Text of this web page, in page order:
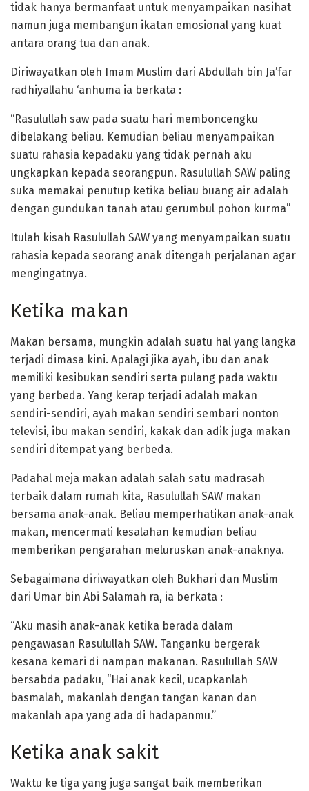
tidak hanya bermanfaat untuk menyampaikan nasihat
namun juga membangun ikatan emosional yang kuat
antara orang tua dan anak.
Diriwayatkan oleh Imam Muslim dari Abdullah bin Ja’far
radhiyallahu ‘anhuma ia berkata :
“Rasulullah saw pada suatu hari memboncengku
dibelakang beliau. Kemudian beliau menyampaikan
suatu rahasia kepadaku yang tidak pernah aku
ungkapkan kepada seorangpun. Rasulullah SAW paling
suka memakai penutup ketika beliau buang air adalah
dengan gundukan tanah atau gerumbul pohon kurma”
Itulah kisah Rasulullah SAW yang menyampaikan suatu
rahasia kepada seorang anak ditengah perjalanan agar
mengingatnya.
Ketika makan
Makan bersama, mungkin adalah suatu hal yang langka
terjadi dimasa kini. Apalagi jika ayah, ibu dan anak
memiliki kesibukan sendiri serta pulang pada waktu
yang berbeda. Yang kerap terjadi adalah makan
sendiri-sendiri, ayah makan sendiri sembari nonton
televisi, ibu makan sendiri, kakak dan adik juga makan
sendiri ditempat yang berbeda.
Padahal meja makan adalah salah satu madrasah
terbaik dalam rumah kita, Rasulullah SAW makan
bersama anak-anak. Beliau memperhatikan anak-anak
makan, mencermati kesalahan kemudian beliau
memberikan pengarahan meluruskan anak-anaknya.
Sebagaimana diriwayatkan oleh Bukhari dan Muslim
dari Umar bin Abi Salamah ra, ia berkata :
“Aku masih anak-anak ketika berada dalam
pengawasan Rasulullah SAW. Tanganku bergerak
kesana kemari di nampan makanan. Rasulullah SAW
bersabda padaku, “Hai anak kecil, ucapkanlah
basmalah, makanlah dengan tangan kanan dan
makanlah apa yang ada di hadapanmu.”
Ketika anak sakit
Waktu ke tiga yang juga sangat baik memberikan